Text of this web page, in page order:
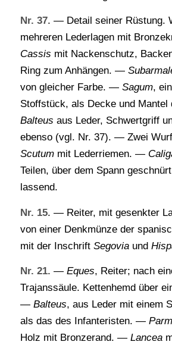
Nr. 37. — Detail seiner Rüstung.
mehreren Lederlagen mit
Cassis mit Nackenschutz,
Ring zum Anhängen. —
von gleicher Farbe. — Sagum,
Stoffstück, als Decke und
Balteus aus Leder, Schwertgriff
ebenso (vgl. Nr. 37). — Zwei
Scutummit Lederriemen. —
Teilen, über dem Spann
lassend.
Nr. 15. — Reiter, mit gesenkter
von einer Denkmünze der
mit der Inschrift Segoviaund
Nr. 21. — Eques, Reiter; nach
Trajanssäule. Kettenhemd über
— Balteus, aus Leder mit einem
als das des Infanteristen. —
Holz mit Bronzerand. — Lancea